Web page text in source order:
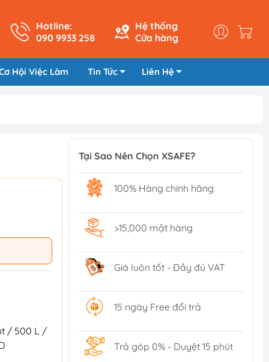
Hotline:
090 9933 258
Hệ thống
Cửa hàng
Hội Việc Làm Tin Tức Liên Hệ
/ 500 L /
Tại Sao Nên Chọn XSAFE?
100% Hàng chính hãng
>15,000 mặt hàng
Giá luôn tốt - Đầy đủ VAT
15 ngày Free đổi trả
Trả góp 0% - Duyệt 15 phút